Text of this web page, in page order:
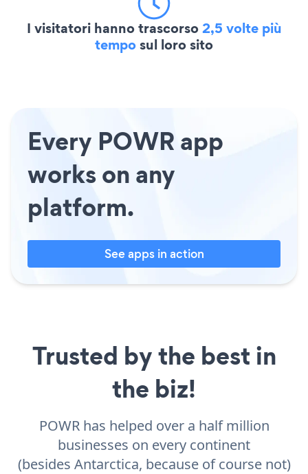
I visitatori hanno trascorso2,5 volte più
temposul loro sito
Every POWR app
works on any
platform.
See apps in action
Trusted by the best in
the biz!
POWR has helped over a half million
businesses on every continent
(besides Antarctica, because of course not)